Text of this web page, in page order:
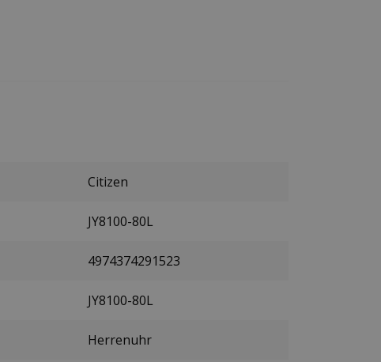
Citizen
JY8100-80L
4974374291523
JY8100-80L
Herrenuhr